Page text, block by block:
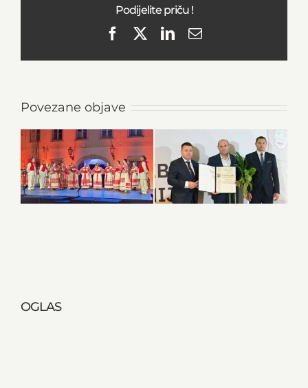
Podijelite priču !
FacebookLinkedIn
Email
Povezane objave
OGLAS